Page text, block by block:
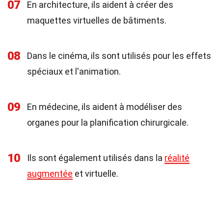
07
En architecture, ils aident à créer des
maquettes virtuelles de bâtiments.
08
Dans le cinéma, ils sont utilisés pour les effets
spéciaux et l'animation.
09
En médecine, ils aident à modéliser des
organes pour la planification chirurgicale.
10 Ils sont également utilisés dans la réalité
augmentée et virtuelle.